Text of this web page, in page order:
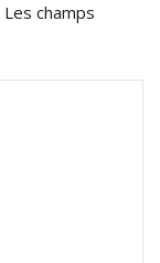
Les champs